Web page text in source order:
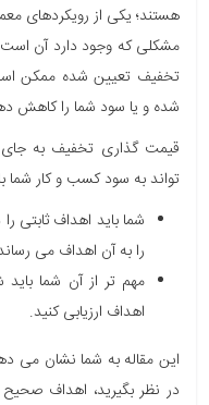
هستند؛ یکی از رویکردهای
مشکلی که وجود دارد آن
تخفیف تعیین شده ممکن
شده و یا سود شما را کاهش
قیمت گذاری تخفیف به
تواند به سود کسب و کار شما
شما باید اهداف ثابتی
را به آن اهداف می
مهم تر از آن شما
اهداف ارزیابی کنید.
این مقاله به شما نشان می
در نظر بگیرید، اهداف